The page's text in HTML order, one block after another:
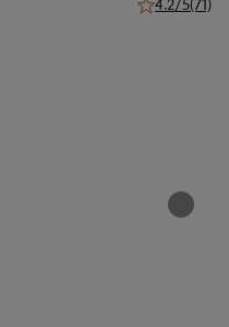
4.2/5(71)